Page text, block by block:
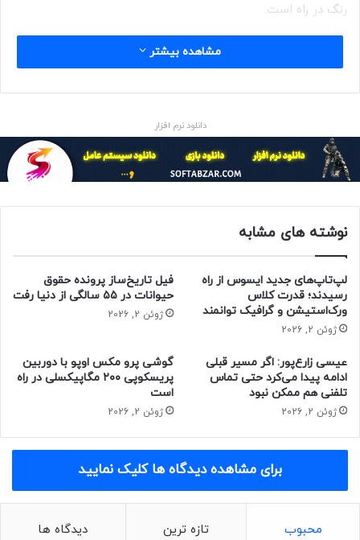
رنگ در راه است.
دارند. نسخه‌‌ای که پشت آن چرم مصنوعی خاکستری رنگ با نام
Suede Gray دارد، از استاندارد‌های IP66 و IP68 و IP69 بهره می‌برد
در تیزر منتشر‌شده ریلمی، نمایشگر سری ریلمی ۱۴ پرو نمایش داده
این نمایشگر از نوع امولد با وضوح 1.5K و لبه‌های خمیده و حالت
کم‌نور با فرکانس بالا PWM 3840 است.
براساس اطلاعات افشا‌شده، ریلمی ۱۴ پرو پلاس احتمالاً به
پردازنده‌ی اسنپدراگون 7s نسل ۳ مجهز می‌شود. سیستم دوربین
سه‌گانه‌ی این گوشی از سنسور اصلی ۵۰ مگاپیکسلی و دوربین
مشاهده بیشتر
دانلود نرم افزار
نوشته های مشابه
لپ‌تاپ‌های جدید ایسوس از راه
رسیدند؛ قدرت کلاس
ورک‌استیشن و گرافیک توانمند
ژوئن 2, 2026
فیل تاریخ‌ساز پرونده حقوق
حیوانات در ۵۵ سالگی از دنیا رفت
ژوئن 2, 2026
عیسی زارع‌پور: اگر مسیر قبلی
ادامه پیدا می‌کرد حتی تماس
تلفنی هم ممکن نبود
ژوئن 2, 2026
گوشی پرو مکس اوپو با دوربین
پریسکوپی ۲۰۰ مگاپیکسلی در راه
است
ژوئن 2, 2026
برای مشاهده دیدگاه ها کلیک نمایید
محبوب تازه ترین دیدگاه ها